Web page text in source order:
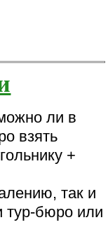
ли в
взять
+
так и
тур-бюро или